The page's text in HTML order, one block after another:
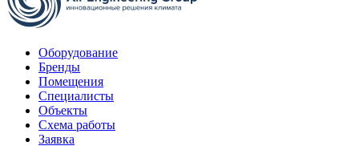
Оборудование
Бренды
Помещения
Специалисты
Объекты
Схема работы
Заявка